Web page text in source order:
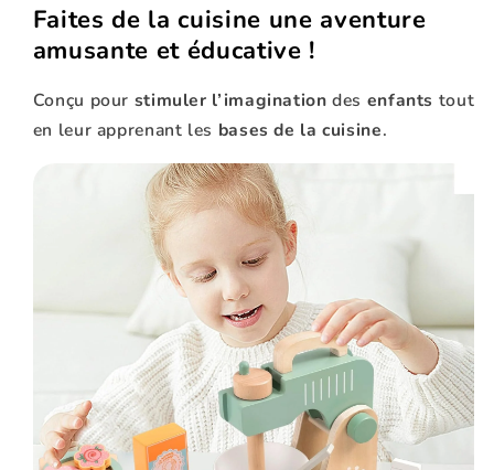
Faites de la cuisine une aventure
amusante et éducative !
Conçu pour stimuler l’imagination des enfants tout
en leur apprenant les bases de la cuisine.